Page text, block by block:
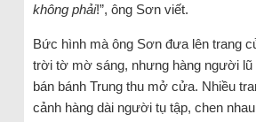
không phải!”, ông Sơn viết.
Bức hình mà ông Sơn đưa lên trang
trời tờ mờ sáng, nhưng hàng người
bán bánh Trung thu mở cửa. Nhiều
cảnh hàng dài người tụ tập, chen